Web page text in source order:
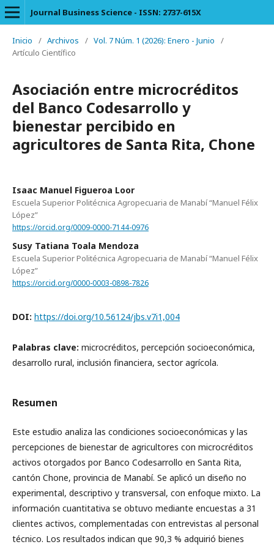
Journal Business Science - ISSN: 2737-615X
Inicio / Archivos / Vol. 7 Núm. 1 (2026): Enero - Junio
/
Artículo Científico
Asociación entre microcréditos
del Banco Codesarrollo y
bienestar percibido en
agricultores de Santa Rita, Chone
Isaac Manuel Figueroa Loor
Escuela Superior Politécnica Agropecuaria de Manabí “Manuel Félix
López”
https://orcid.org/0009-0000-7144-0976
Susy Tatiana Toala Mendoza
Escuela Superior Politécnica Agropecuaria de Manabí “Manuel Félix
López”
https://orcid.org/0000-0003-0898-7826
DOI: https://doi.org/10.56124/jbs.v7i1,004
Palabras clave: microcréditos, percepción socioeconómica,
desarrollo rural, inclusión financiera, sector agrícola.
Resumen
Este estudio analiza las condiciones socioeconómicas y las
percepciones de bienestar de agricultores con microcréditos
activos otorgados por Banco Codesarrollo en Santa Rita,
cantón Chone, provincia de Manabí. Se aplicó un diseño no
experimental, descriptivo y transversal, con enfoque mixto. La
información cuantitativa se obtuvo mediante encuestas a 31
clientes activos, complementadas con entrevistas al personal
técnico. Los resultados indican que 90,3 % adquirió bienes